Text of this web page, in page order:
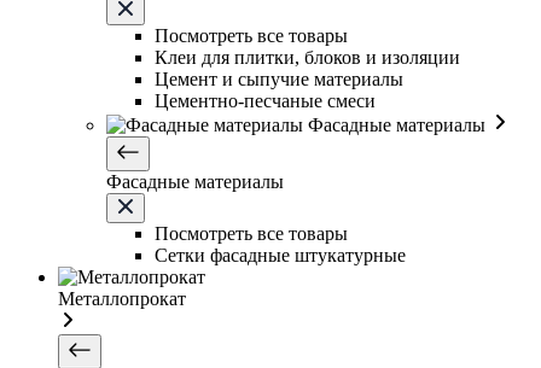
Посмотреть все товары
Клеи для плитки, блоков и изоляции
Цемент и сыпучие материалы
Цементно-песчаные смеси
Фасадные материалы
Фасадные материалы
Посмотреть все товары
Сетки фасадные штукатурные
Металлопрокат